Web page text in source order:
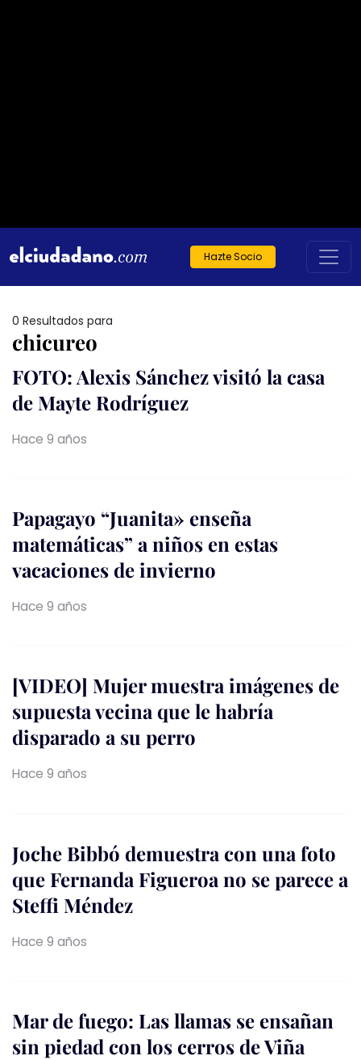
Hazte Socio
0 Resultados para
chicureo
FOTO: Alexis Sánchez visitó la casa
de Mayte Rodríguez
Hace 9 años
Papagayo “Juanita» enseña
matemáticas” a niños en estas
vacaciones de invierno
Hace 9 años
[VIDEO] Mujer muestra imágenes de
supuesta vecina que le habría
disparado a su perro
Hace 9 años
Joche Bibbó demuestra con una foto
que Fernanda Figueroa no se parece a
Steffi Méndez
Hace 9 años
Mar de fuego: Las llamas se ensañan
sin piedad con los cerros de Viña